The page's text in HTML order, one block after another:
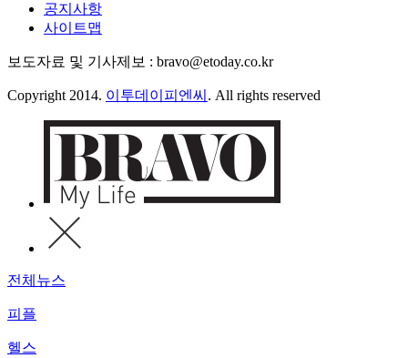
공지사항
사이트맵
보도자료 및 기사제보 : bravo@etoday.co.kr
Copyright 2014. 이투데이피엔씨 . All rights reserved
전체뉴스
피플
헬스